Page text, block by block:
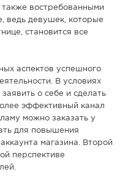
также востребованными
ведь девушек, которые
становится все
аспектов успешного
В условиях
о себе и сделать
эффективный канал
можно заказать у
для повышения
магазина. Второй
перспективе